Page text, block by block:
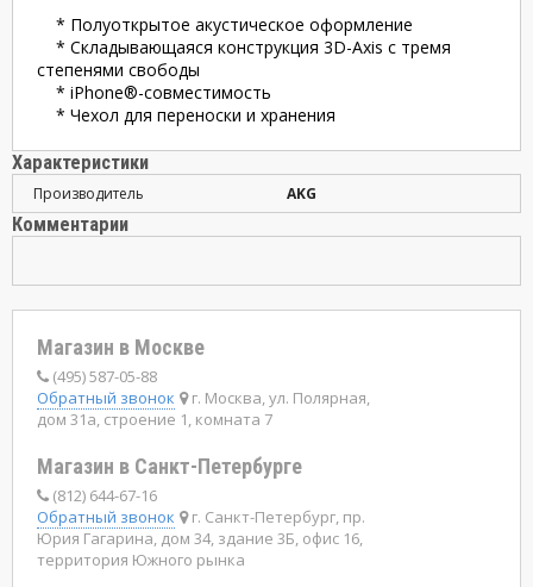
* Полуоткрытое акустическое оформление
* Складывающаяся конструкция 3D-Axis с тремя
степенями свободы
* iPhone®-совместимость
* Чехол для переноски и хранения
Характеристики
Производитель AKG
Комментарии
Магазин в Москве
(495) 587-05-88
Обратный звонок
г. Москва, ул. Полярная,
дом 31а, строение 1, комната 7
Магазин в Санкт-Петербурге
(812) 644-67-16
Обратный звонок
г. Санкт-Петербург, пр.
Юрия Гагарина, дом 34, здание 3Б, офис 16,
территория Южного рынка